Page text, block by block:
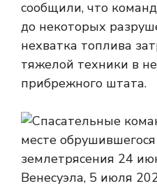
сообщили, что
до некоторых
нехватка топлива
тяжелой техники в
прибрежного штата.